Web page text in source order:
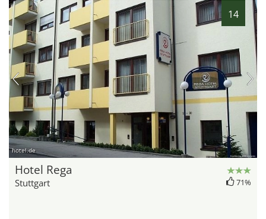
14
hotel.de
Hotel Rega
Stuttgart 71%